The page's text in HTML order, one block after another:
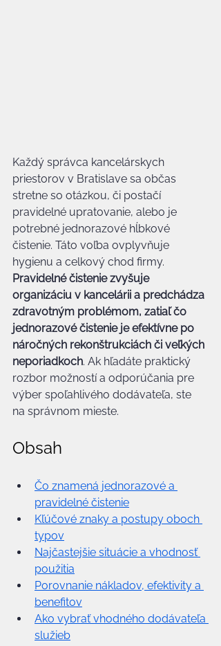
Každý správca kancelárskych
priestorov v Bratislave sa občas
stretne so otázkou, či postačí
pravidelné upratovanie, alebo je
potrebné jednorazové hĺbkové
čistenie. Táto voľba ovplyvňuje
hygienu a celkový chod firmy.
Pravidelné čistenie zvyšuje
organizáciu v kancelárii a predchádza
zdravotným problémom, zatiaľ čo
jednorazové čistenie je efektívne po
náročných rekonštrukciách či veľkých
neporiadkoch. Ak hľadáte praktický
rozbor možností a odporúčania pre
výber spoľahlivého dodávateľa, ste
na správnom mieste.
Obsah
Čo znamená jednorazové a
pravidelné čistenie
Kľúčové znaky a postupy oboch
typov
Najčastejšie situácie a vhodnosť
použitia
Porovnanie nákladov, efektivity a
benefitov
Ako vybrať vhodného dodávateľa
služieb